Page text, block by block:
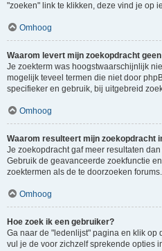
"zoeken" link te klikken, deze vind je op
Omhoog
Waarom levert mijn zoekopdracht
Je zoekterm was hoogstwaarschijnlijk
mogelijk teveel termen die niet door
specifieker en gebruik, bij uitgebreid
Omhoog
Waarom resulteert mijn zoekopdracht
Je zoekopdracht gaf meer resultaten
Gebruik de geavanceerde zoekfunctie
zoektermen als de te doorzoeken forums.
Omhoog
Hoe zoek ik een gebruiker?
Ga naar de "ledenlijst" pagina en klik op
vul je de voor zichzelf sprekende opties